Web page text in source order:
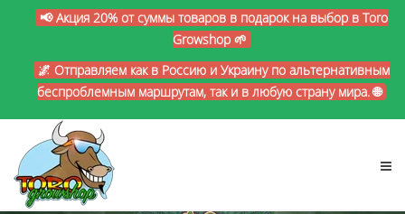
📢 Акция 20% от суммы товаров в подарок на выбор в Toro
Growshop 🌱
🌌 Отправляем как в Россию и Украину по альтернативным
беспроблемным маршрутам, так и в любую страну мира. 🌐